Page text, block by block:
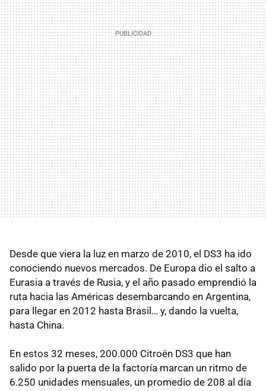
Desde que viera la luz en marzo de 2010, el DS3 ha ido
conociendo nuevos mercados. De Europa dio el salto a
Eurasia a través de Rusia, y el año pasado emprendió la
ruta hacia las Américas desembarcando en Argentina,
para llegar en 2012 hasta Brasil… y, dando la vuelta,
hasta China.
En estos 32 meses, 200.000 Citroën DS3 que han
salido por la puerta de la factoría marcan un ritmo de
6.250 unidades mensuales, un promedio de 208 al día